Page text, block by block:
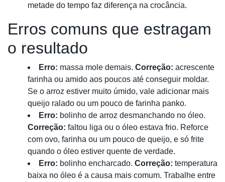
metade do tempo faz diferença na crocância.
Erros comuns que estragam
o resultado
Erro: massa mole demais. Correção: acrescente
farinha ou amido aos poucos até conseguir moldar.
Se o arroz estiver muito úmido, vale adicionar mais
queijo ralado ou um pouco de farinha panko.
Erro: bolinho de arroz desmanchando no óleo.
Correção: faltou liga ou o óleo estava frio. Reforce
com ovo, farinha ou um pouco de queijo, e só frite
quando o óleo estiver quente de verdade.
Erro: bolinho encharcado. Correção: temperatura
baixa no óleo é a causa mais comum. Trabalhe entre